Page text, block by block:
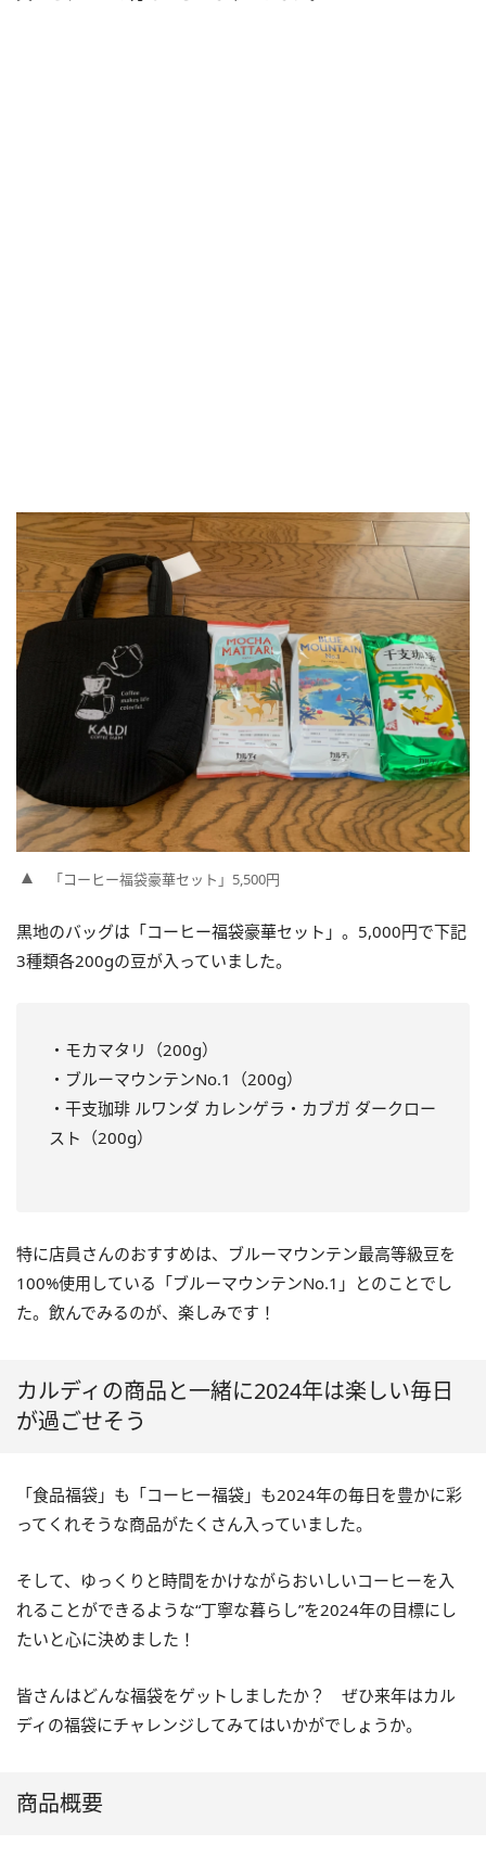
「コーヒー福袋豪華セット」5,500円
黒地のバッグは「コーヒー福袋豪華セット」。5,000円で下記
3種類各200gの豆が入っていました。
・モカマタリ（200g）
・ブルーマウンテンNo.1（200g）
・干支珈琲 ルワンダ カレンゲラ・カブガ ダークロー
スト（200g）
特に店員さんのおすすめは、ブルーマウンテン最高等級豆を
100%使用している「ブルーマウンテンNo.1」とのことでし
た。飲んでみるのが、楽しみです！
カルディの商品と一緒に2024年は楽しい毎日
が過ごせそう
「食品福袋」も「コーヒー福袋」も2024年の毎日を豊かに彩
ってくれそうな商品がたくさん入っていました。
そして、ゆっくりと時間をかけながらおいしいコーヒーを入
れることができるような“丁寧な暮らし”を2024年の目標にし
たいと心に決めました！
皆さんはどんな福袋をゲットしましたか？ ぜひ来年はカル
ディの福袋にチャレンジしてみてはいかがでしょうか。
商品概要